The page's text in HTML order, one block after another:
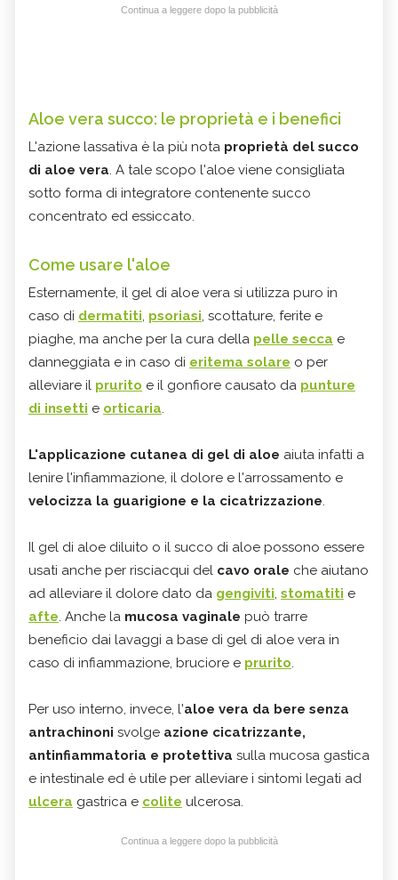
Continua a leggere dopo la pubblicità
Aloe vera succo: le proprietà e i benefici
L'azione lassativa è la più nota proprietà del succo
di aloe vera. A tale scopo l'aloe viene consigliata
sotto forma di integratore contenente succo
concentrato ed essiccato.
Come usare l'aloe
Esternamente, il gel di aloe vera si utilizza puro in
caso di dermatiti, psoriasi, scottature, ferite e
piaghe, ma anche per la cura della pelle secca e
danneggiata e in caso di eritema solare o per
alleviare il prurito e il gonfiore causato da punture
di insetti e orticaria.
L'applicazione cutanea di gel di aloe aiuta infatti a
lenire l'infiammazione, il dolore e l'arrossamento e
velocizza la guarigione e la cicatrizzazione.
Il gel di aloe diluito o il succo di aloe possono essere
usati anche per risciacqui del cavo orale che aiutano
ad alleviare il dolore dato da gengiviti, stomatiti e
afte. Anche la mucosa vaginale può trarre
beneficio dai lavaggi a base di gel di aloe vera in
caso di infiammazione, bruciore e prurito.
Per uso interno, invece, l'aloe vera da bere senza
antrachinoni svolge azione cicatrizzante,
antinfiammatoria e protettiva sulla mucosa gastica
e intestinale ed è utile per alleviare i sintomi legati ad
ulcera gastrica e colite ulcerosa.
Continua a leggere dopo la pubblicità